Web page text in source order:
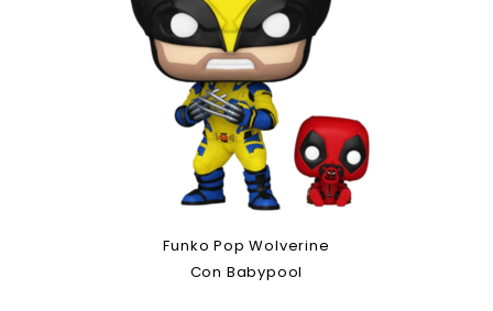
Funko Pop Wolverine
Con Babypool